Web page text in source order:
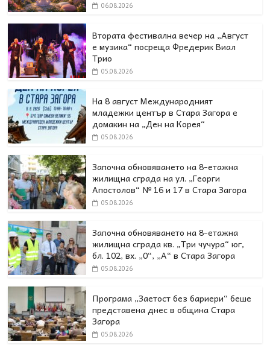
06.08.2026
Втората фестивална вечер на „Август
е музика“ посреща Фредерик Виал
Трио
05.08.2026
На 8 август Международният
младежки център в Стара Загора е
домакин на „Ден на Корея“
05.08.2026
Започна обновяването на 8-етажна
жилищна сграда на ул. „Георги
Апостолов“ № 16 и 17 в Стара Загора
05.08.2026
Започна обновяването на 8-етажна
жилищна сграда кв. „Три чучура“ юг,
бл. 102, вх. „0“, „А“ в Стара Загора
05.08.2026
Програма „Заетост без бариери“ беше
представена днес в oбщина Стара
Загора
05.08.2026